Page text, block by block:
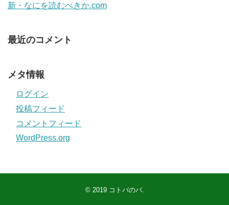
新・なにを読むべきか.com
最近のコメント
メタ情報
ログイン
投稿フィード
コメントフィード
WordPress.org
© 2019 コトバのバ.